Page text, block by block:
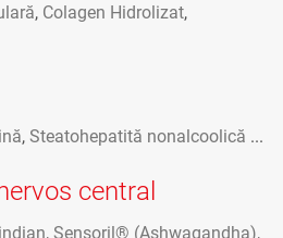
, Colagen Hidrolizat,
, Steatohepatită nonalcoolică ...
central
, Sensoril® (Ashwagandha),